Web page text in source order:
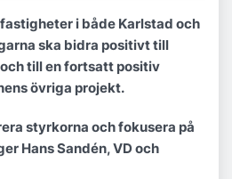
i både Karlstad och
ska bidra positivt till
till en fortsatt positiv
övriga projekt.
styrkorna och fokusera på
Hans Sandén, VD och